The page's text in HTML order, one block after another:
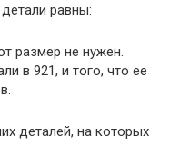
равны:
размер не нужен.
в 921, и того, что ее
деталей, на которых